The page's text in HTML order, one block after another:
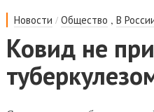
Новости /Общество ,В
Ковид не